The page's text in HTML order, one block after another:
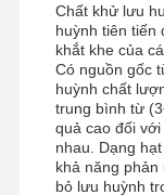
Chất khử lưu
huỳnh tiên tiến
khắt khe của
Có nguồn gốc
huỳnh chất
trung bình từ
quả cao đối
nhau. Dạng
khả năng
bỏ lưu huỳnh